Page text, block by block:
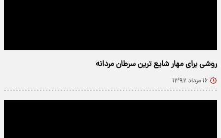
روشی برای مهار شایع ترین سرطان مردانه
۱۶ مرداد ۱۳۹۲